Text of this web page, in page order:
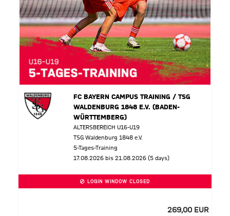
FC BAYERN CAMPUS TRAINING / TSG
WALDENBURG 1848 E.V. (BADEN-
WÜRTTEMBERG)
ALTERSBEREICH U16-U19
TSG Waldenburg 1848 e.V.
5-Tages-Training
17.08.2026 bis 21.08.2026 (5 days)
LOGIN WINDOW CLOSED
269,00 EUR